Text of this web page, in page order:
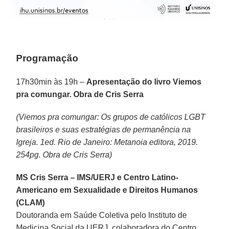
Programação
17h30min às 19h – Apresentação do livro Viemos
pra comungar. Obra de Cris Serra
(Viemos pra comungar: Os grupos de católicos LGBT
brasileiros e suas estratégias de permanência na
Igreja. 1ed. Rio de Janeiro: Metanoia editora, 2019.
254pg. Obra de Cris Serra)
MS Cris Serra – IMS/UERJ e Centro Latino-
Americano em Sexualidade e Direitos Humanos
(CLAM)
Doutoranda em Saúde Coletiva pelo Instituto de